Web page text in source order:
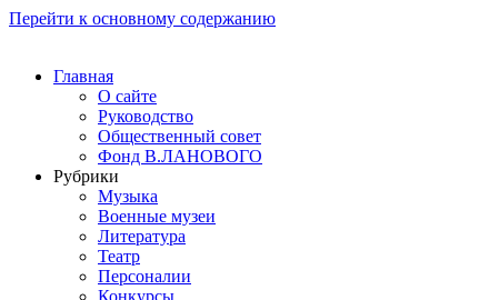
Перейти к основному содержанию
Главная
О сайте
Руководство
Общественный совет
Фонд В.ЛАНОВОГО
Рубрики
Музыка
Военные музеи
Литература
Театр
Персоналии
Конкурсы